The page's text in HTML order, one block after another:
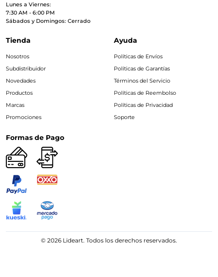
Lunes a Viernes:
7:30 AM - 6:00 PM
Sábados y Domingos: Cerrado
Tienda
Nosotros
Subdistribuidor
Novedades
Productos
Marcas
Promociones
Ayuda
Políticas de Envíos
Políticas de Garantías
Términos del Servicio
Políticas de Reembolso
Políticas de Privacidad
Soporte
Formas de Pago
© 2026 Lideart. Todos los derechos reservados.